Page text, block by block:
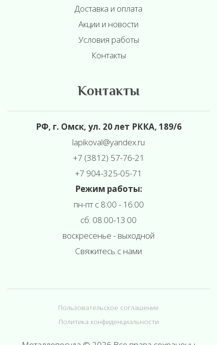
Доставка и оплата
Акции и новости
Условия работы
Контакты
Контакты
РФ, г. Омск, ул. 20 лет РККА, 189/6
lapikoval@yandex.ru
+7 (3812) 57-76-21
+7 904-325-05-71
Режим работы:
пн-пт с 8:00 - 16:00
сб: 08:00-13:00
воскресенье - выходной
Свяжитесь с нами
Пользовательское соглашение
Политика конфиденциальности